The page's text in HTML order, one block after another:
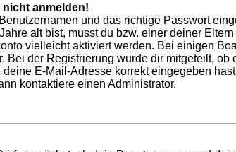
nicht anmelden!
und das richtige Passwort
alt bist, musst du bzw. einer deiner
vielleicht aktiviert werden. Bei einigen
Bei der Registrierung wurde dir mitgeteilt,
E-Mail-Adresse korrekt eingegeben
kontaktiere einen Administrator.